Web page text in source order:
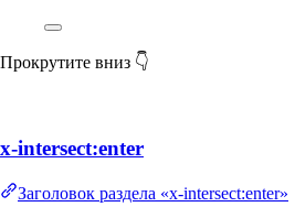
Прокрутите вниз 👇
x-intersect:enter
Заголовок раздела «x-intersect:enter»